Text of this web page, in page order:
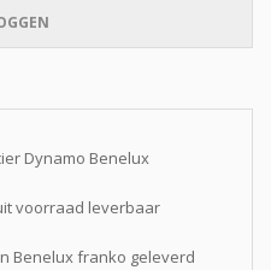
Dynamo Benelux
voorraad leverbaar
Benelux franko geleverd